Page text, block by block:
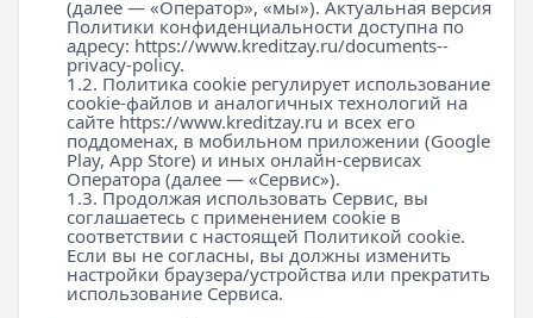
(далее — «Оператор», «мы»). Актуальная версия
Политики конфиденциальности доступна по
адресу: https://www.kreditzay.ru/documents--
privacy-policy.
1.2. Политика cookie регулирует использование
cookie-файлов и аналогичных технологий на
сайте https://www.kreditzay.ru и всех его
поддоменах, в мобильном приложении (Google
Play, App Store) и иных онлайн-сервисах
Оператора (далее — «Сервис»).
1.3. Продолжая использовать Сервис, вы
соглашаетесь с применением cookie в
соответствии с настоящей Политикой cookie.
Если вы не согласны, вы должны изменить
настройки браузера/устройства или прекратить
использование Сервиса.